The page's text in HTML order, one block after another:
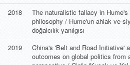
2018
The naturalistic fallacy in
philosophy / Hume'un ahlak ve
doğalcılık yanılgısı
2019
China's 'Belt and Road Initiative'
outcomes on global politics from